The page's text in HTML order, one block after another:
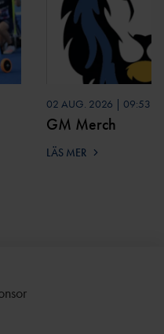
02 AUG. 2026 | 09:53
GM Merch
LÄS MER